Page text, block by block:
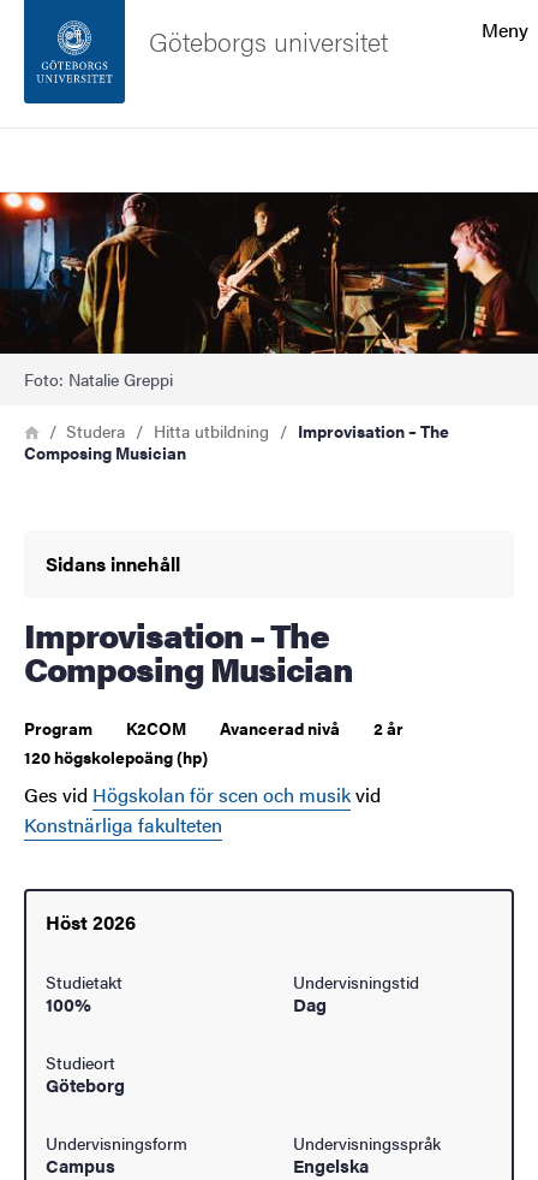
Sidfoten
Om webbplatsen
Meny
Göteborgs universitet
Bild
Foto: Natalie Greppi
Länkstig
HemStudera Hitta utbildning
Improvisation – The
Composing Musician
Sidans innehåll
Improvisation – The
Composing Musician
Program K2COM Avancerad nivå
2 år
120 högskolepoäng (hp)
Ges vid Högskolan för scen och musikvid
Konstnärliga fakulteten
Höst 2026
Studietakt
100%
Undervisningstid
Dag
Studieort
Göteborg
Undervisningsform
Campus
Undervisningsspråk
Engelska